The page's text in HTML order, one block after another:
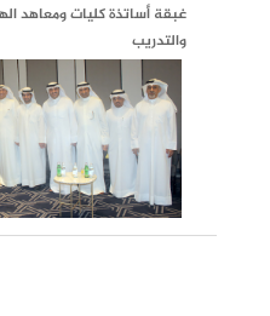
غبقة أساتذة كليات ومعاهد
والتدريب